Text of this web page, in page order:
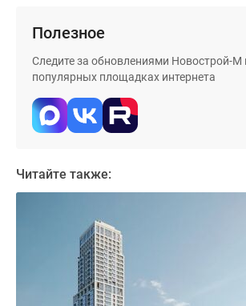
Новостройки
премиум-
класса
Новостройки
Рассрочка
Коттеджные
Полезное
Следите за обновлениями Новострой-
популярных площадках интернета
Читайте также: